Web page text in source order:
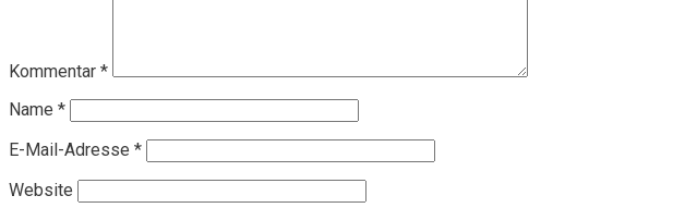
Kommentar *
Name *
E-Mail-Adresse *
Website